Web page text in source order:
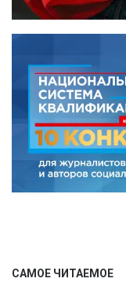
САМОЕ ЧИТАЕМОЕ